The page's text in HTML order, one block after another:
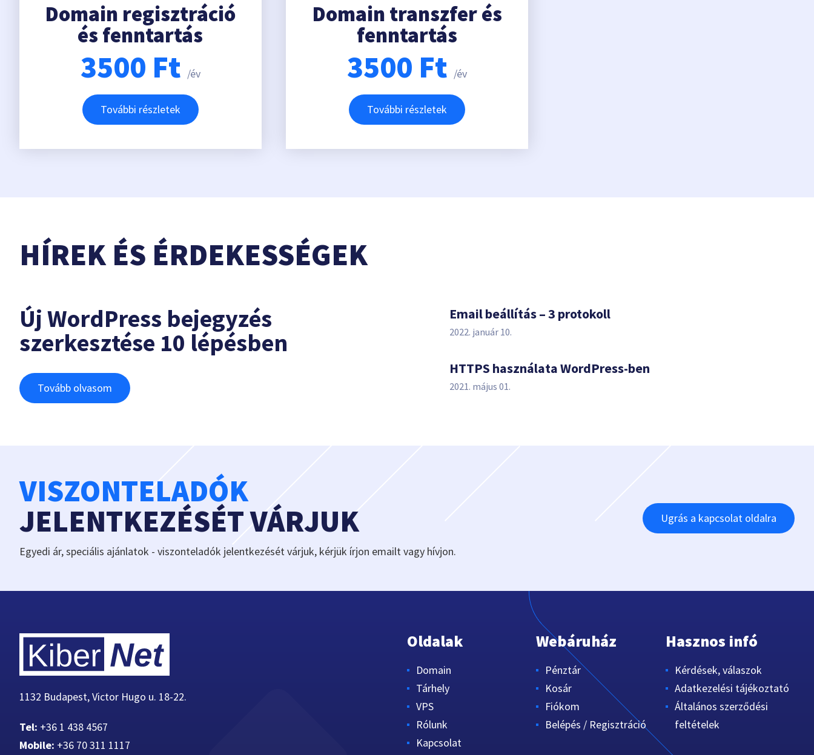
Domain regisztráció
és fenntartás
3500 Ft /év
További részletek
Domain transzfer és
fenntartás
3500 Ft /év
További részletek
HÍREK ÉS ÉRDEKESSÉGEK
Új WordPress bejegyzés
szerkesztése 10 lépésben
Tovább olvasom
Email beállítás – 3 protokoll
2022. január 10.
HTTPS használata WordPress-ben
2021. május 01.
VISZONTELADÓK
JELENTKEZÉSÉT VÁRJUK
Egyedi ár, speciális ajánlatok - viszonteladók jelentkezését várjuk, kérjük írjon emailt vagy hívjon.
Ugrás a kapcsolat oldalra
1132 Budapest, Victor Hugo u. 18-22.
Tel: +36 1 438 4567
Mobile: +36 70 311 1117
Oldalak
Domain
Tárhely
VPS
Rólunk
Kapcsolat
Webáruház
Pénztár
Kosár
Fiókom
Belépés / Regisztráció
Hasznos infó
Kérdések, válaszok
Adatkezelési tájékoztató
Általános szerződési
feltételek